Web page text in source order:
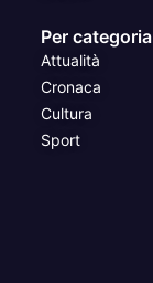
Per categoria
Attualità
Cronaca
Cultura
Sport